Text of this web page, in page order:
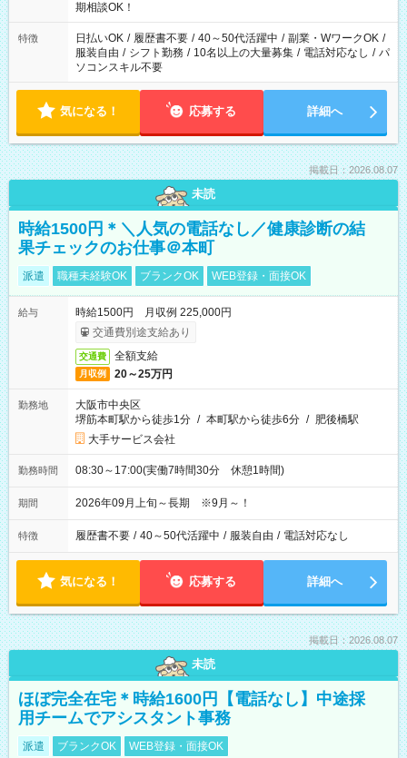
期相談OK！
特徴 日払いOK / 履歴書不要 / 40～50代活躍中 / 副業・WワークOK /
服装自由 / シフト勤務 / 10名以上の大量募集 / 電話対応なし / パ
ソコンスキル不要
気になる！ 応募する 詳細へ
掲載日：2026.08.07
未読
時給1500円＊＼人気の電話なし／健康診断の結
果チェックのお仕事＠本町
派遣 職種未経験OK ブランクOK WEB登録・面接OK
給与
時給1500円 月収例 225,000円
交通費別途支給あり
交通費 全額支給
月収例 20～25万円
勤務地
大阪市中央区
堺筋本町駅から徒歩1分 / 本町駅から徒歩6分 / 肥後橋駅
大手サービス会社
勤務時間 08:30～17:00(実働7時間30分 休憩1時間)
期間 2026年09月上旬～長期 ※9月～！
特徴 履歴書不要 / 40～50代活躍中 / 服装自由 / 電話対応なし
気になる！ 応募する 詳細へ
掲載日：2026.08.07
未読
ほぼ完全在宅＊時給1600円【電話なし】中途採
用チームでアシスタント事務
派遣 ブランクOK WEB登録・面接OK